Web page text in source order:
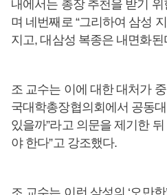
내에서는 총장 추천을 받기 위
며 네번째로 “그리하여 삼성
지고, 대삼성 복종은 내면화된
조 교수는 이에 대한 대처가
국대학총장협의회에서 공동
있을까”라고 의문을 제기한
야 한다”고 강조했다.
조 교수는 이런 삼성의 ‘오만